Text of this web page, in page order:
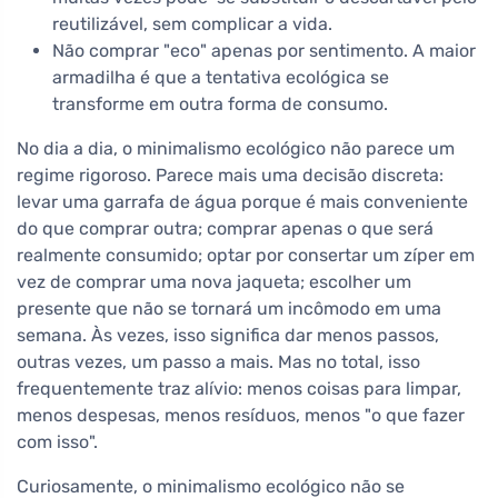
reutilizável, sem complicar a vida.
Não comprar "eco" apenas por sentimento. A maior
armadilha é que a tentativa ecológica se
transforme em outra forma de consumo.
No dia a dia, o minimalismo ecológico não parece um
regime rigoroso. Parece mais uma decisão discreta:
levar uma garrafa de água porque é mais conveniente
do que comprar outra; comprar apenas o que será
realmente consumido; optar por consertar um zíper em
vez de comprar uma nova jaqueta; escolher um
presente que não se tornará um incômodo em uma
semana. Às vezes, isso significa dar menos passos,
outras vezes, um passo a mais. Mas no total, isso
frequentemente traz alívio: menos coisas para limpar,
menos despesas, menos resíduos, menos "o que fazer
com isso".
Curiosamente, o minimalismo ecológico não se